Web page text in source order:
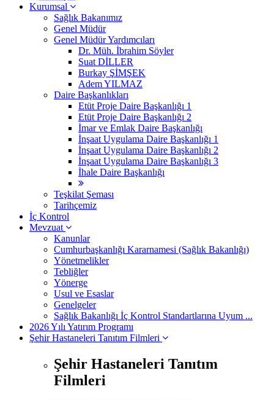
Kurumsal
Sağlık Bakanımız
Genel Müdür
Genel Müdür Yardımcıları
Dr. Müh. İbrahim Söyler
Suat DİLLER
Burkay ŞİMŞEK
Adem YILMAZ
Daire Başkanlıkları
Etüt Proje Daire Başkanlığı 1
Etüt Proje Daire Başkanlığı 2
İmar ve Emlak Daire Başkanlığı
İnşaat Uygulama Daire Başkanlığı 1
İnşaat Uygulama Daire Başkanlığı 2
İnşaat Uygulama Daire Başkanlığı 3
İhale Daire Başkanlığı
Teşkilat Şeması
Tarihçemiz
İç Kontrol
Mevzuat
Kanunlar
Cumhurbaşkanlığı Kararnamesi (Sağlık Bakanlığı)
Yönetmelikler
Tebliğler
Yönerge
Usul ve Esaslar
Genelgeler
Sağlık Bakanlığı İç Kontrol Standartlarına Uyum ...
2026 Yılı Yatırım Programı
Şehir Hastaneleri Tanıtım Filmleri
Şehir Hastaneleri Tanıtım
Filmleri